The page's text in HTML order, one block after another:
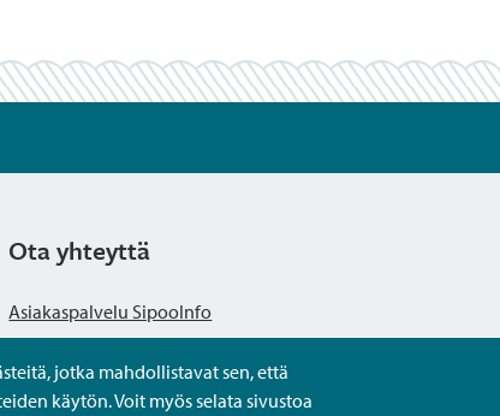
jotka mahdollistavat sen, että
käytön. Voit myös selata sivustoa
Ota yhteyttä
Asiakaspalvelu SipooInfo
Anna palautetta nimettömästi